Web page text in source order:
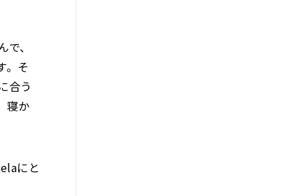
、
。そ
合う
寝か
にと